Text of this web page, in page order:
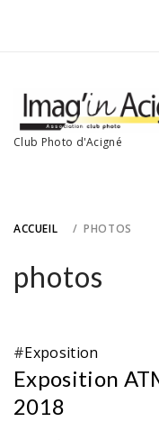
Club Photo d'Acigné
ACCUEIL PHOTOS
photos
#Exposition
Exposition
2018